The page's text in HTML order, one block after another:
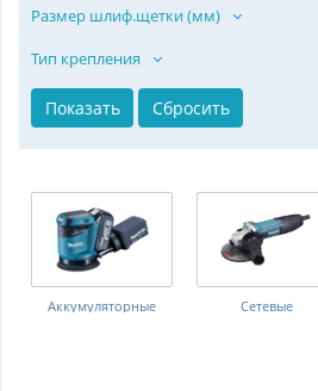
Размер шлиф.щетки (мм)
Тип крепления
Аккумуляторные Сетевые